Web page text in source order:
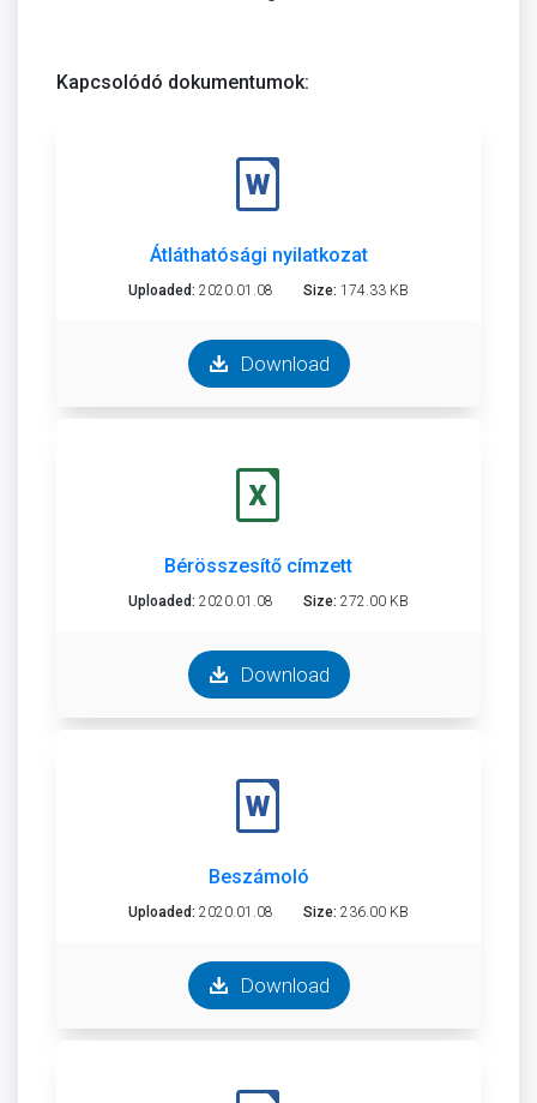
Kapcsolódó dokumentumok:
Átláthatósági nyilatkozat
Uploaded: 2020.01.08 Size: 174.33 KB
Download
Bérösszesítő címzett
Uploaded: 2020.01.08 Size: 272.00 KB
Download
Beszámoló
Uploaded: 2020.01.08 Size: 236.00 KB
Download